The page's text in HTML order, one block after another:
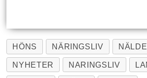
HÖNS NÄRINGSLIV
NYHETER NARINGSLIV